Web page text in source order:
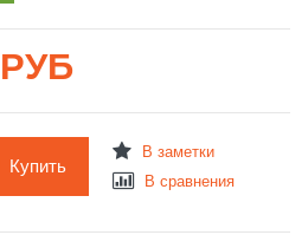
Купить
В заметки
В сравнения